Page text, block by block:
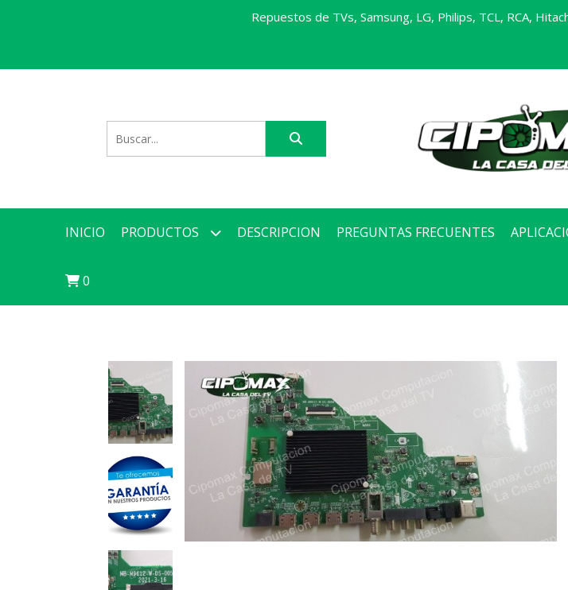
Repuestos de TVs, Samsung, LG, Philips, TCL, RCA,
INICIO PRODUCTOS DESCRIPCION PREGUNTAS FRECUENTES
0